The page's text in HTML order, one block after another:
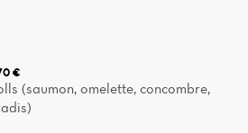
€
(saumon, omelette, concombre,